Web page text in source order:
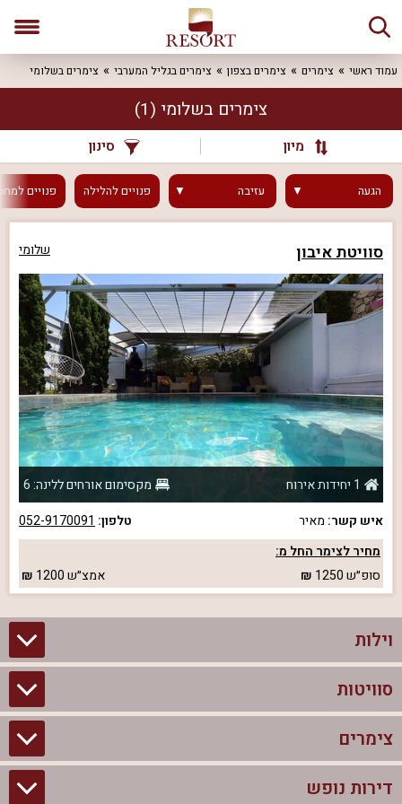
עמוד ראשי צימרים צימרים בצפון צימרים בגליל המערבי צימרים בשלומי
צימרים בשלומי (1)
מיון סינון
הגעה עזיבה פנוייםלהלילה פנויים
סוויטת איבון שלומי
1 יחידות אירוח
מקסימום אורחים ללינה: 6
איש קשר: מאיר טלפון: 052-9170091
מחיר לצימר החל מ:
סופ״ש1250 אמצ״ש1200
וילות
וילות בצפון
וילות להשכרה
סוויטות
סוויטות בצפון
צימרים לזוגות עם בריכה פרטית
צימרים
צימרים בצפון
דירות נופש